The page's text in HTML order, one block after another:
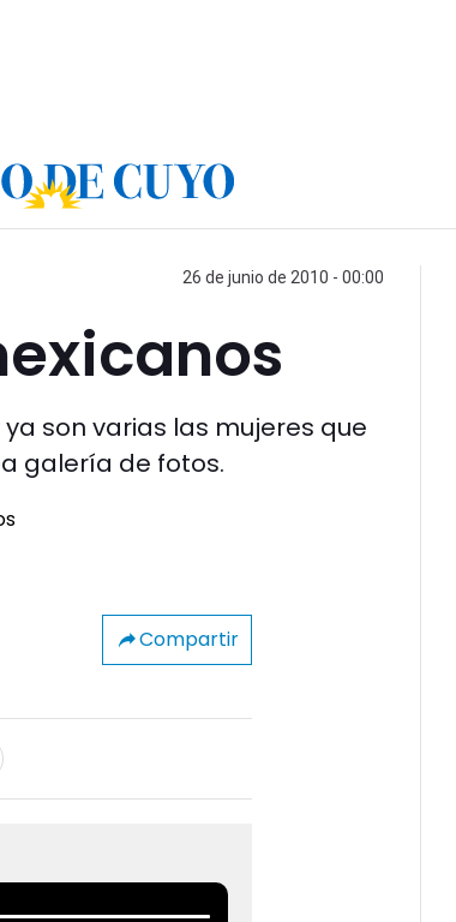
26 de junio de 2010 - 00:00
son varias las mujeres que
galería de fotos.
Compartir